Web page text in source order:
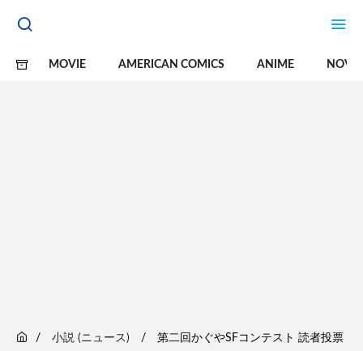
MOVIE AMERICAN COMICS ANIME
小説 (ニュース) 第二回かぐやSFコンテスト 読者投票